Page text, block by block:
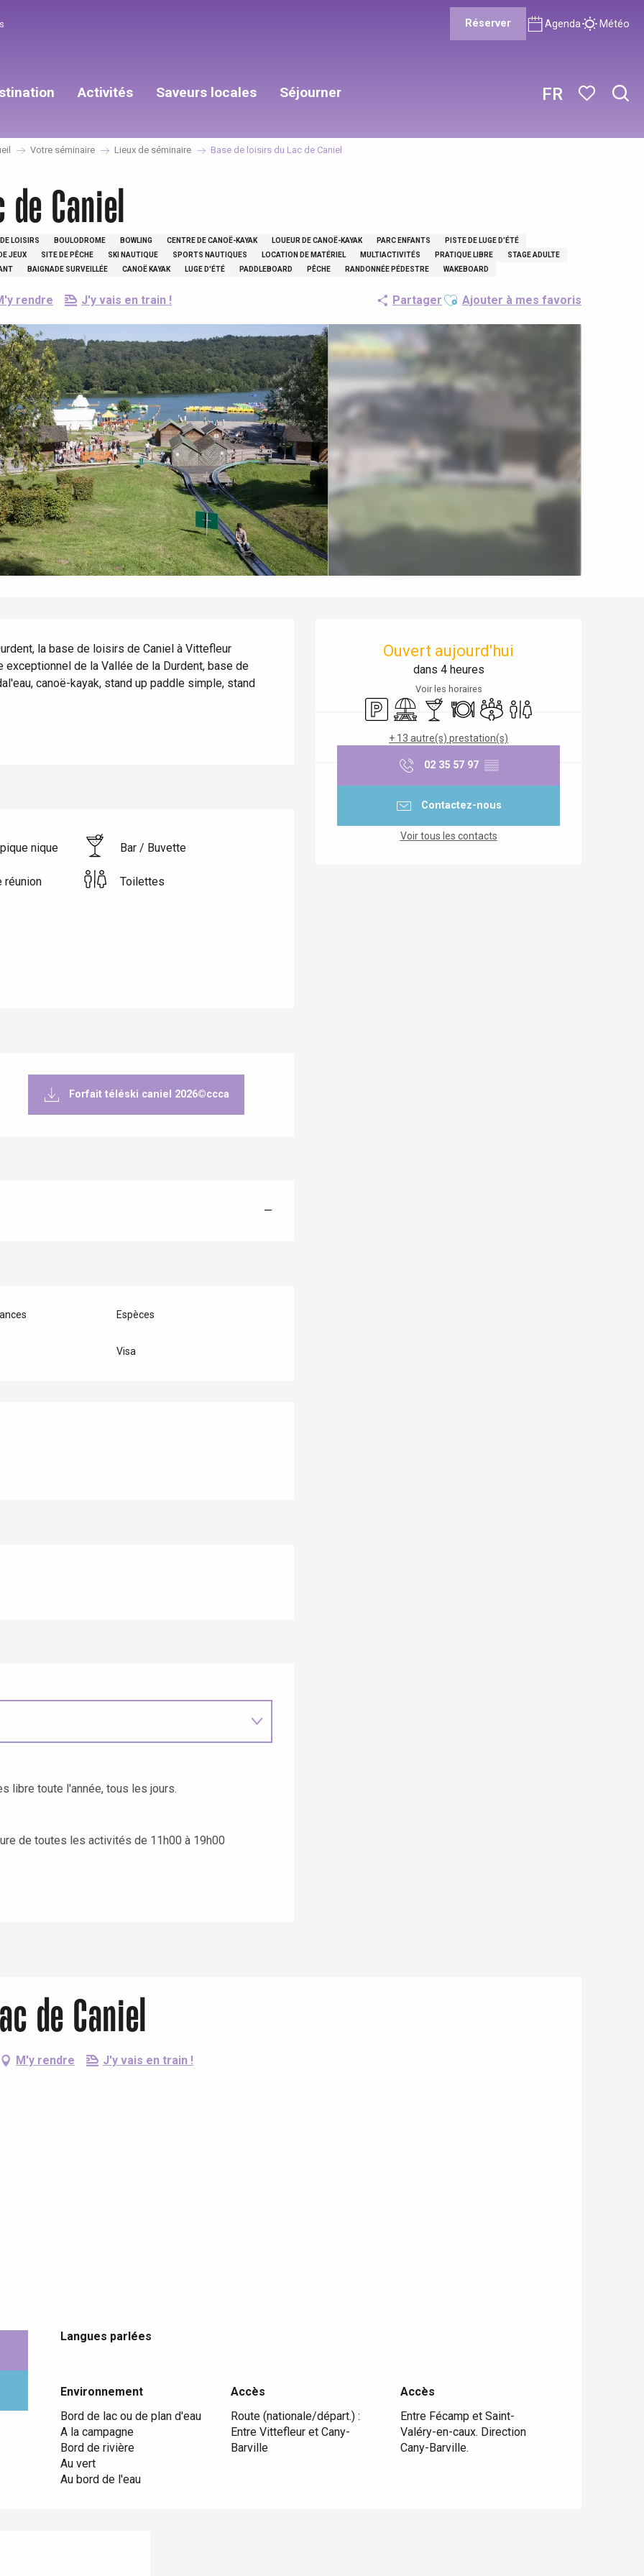
FR
Réserver Agenda Météo
Lille 2h30
Activités Saveurs locales Séjourner
Votre séminaire Lieux de séminaire Base de loisirs du Lac de Caniel
Caniel
LOISIRS BOULODROME BOWLING CENTRE DE CANOË-KAYAK LOUEUR DE CANOË-KAYAK PARC ENFANTS
PISTE DE LUGE D’ÉTÉ
JEUX SITE DE PÊCHE SKI NAUTIQUE SPORTS NAUTIQUES LOCATION DE MATÉRIEL MULTIACTIVITÉS PRATIQUE LIBRE
STAGE ADULTE
BAIGNADE SURVEILLÉE CANOË KAYAK LUGE D'ÉTÉ PADDLEBOARD PÊCHE RANDONNÉE PÉDESTRE WAKEBOARD
rendre J'y vais en train ! Partager Ajouter aux favoris
Ajouter à mes favoris
Ouvert aujourd'hui
dans 4 heures
Voir les horaires
ParkingAire de pique nique
Bar / Buvette
RestaurantSalle de réunion
Toilettes
+ 13 autre(s) prestation(s)
02 35 57 97 ▒▒
Contactez-nous
Voir tous les contacts
la base de loisirs de Caniel à Vittefleur
de la Vallée de la Durdent, base de
canoë-kayak, stand up paddle simple, stand
nique Bar / Buvette
réunion Toilettes
Forfait téléski caniel 2026©ccca
—
Espèces
Visa
libre toute l'année, tous les jours.
de toutes les activités de 11h00 à 19h00
de Caniel
M'y rendre J'y vais en train !
Langues parlées
Langues parlées
Environnement
Environnement
Bord de lac ou de plan d'eau
A la campagne
Bord de rivière
Au vert
Au bord de l'eau
Accès
Accès
Route (nationale/départ.) :
Entre Vittefleur et Cany-
Barville
Accès
Accès
Entre Fécamp et Saint-
Valéry-en-caux. Direction
Cany-Barville.